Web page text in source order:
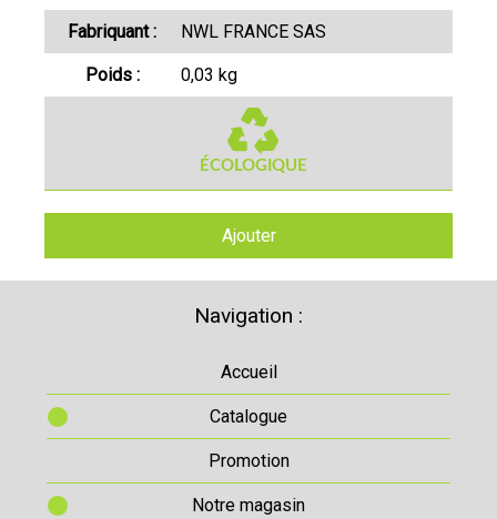
Fabriquant : NWL FRANCE SAS
Poids : 0,03 kg
Ajouter
Navigation :
Accueil
Catalogue
Promotion
Notre magasin